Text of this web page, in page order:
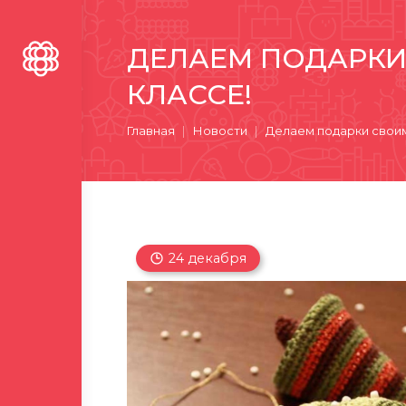
ДЕЛАЕМ
КЛАССЕ!
Главная Новости Делаем подарки
24 декабря